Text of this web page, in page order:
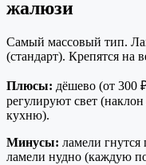
жалюзи
Самый массовый тип.
(стандарт). Крепятся на
Плюсы: дёшево (от 300
регулируют свет
кухню).
Минусы: ламели гнутся
ламели нудно (каждую